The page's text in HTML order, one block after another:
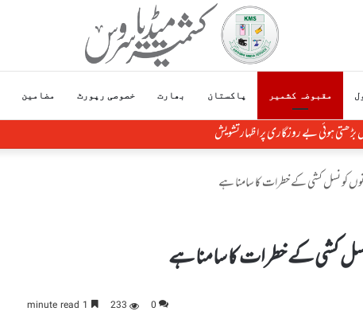
مقبوضہ کشمیر پاکستان بھارت خصوصی رپورٹ مضامین
بڑھتی ہوئی بے روزگاری پر اظہارتشویش
کو نسل کشی کے خطرات کا سامنا ہے
کشی کے خطرات کا سامنا ہے
0
233